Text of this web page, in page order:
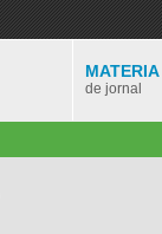
MATERIA
de jornal